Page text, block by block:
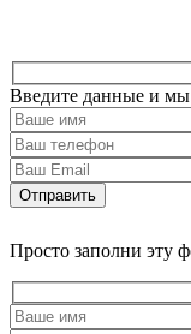
Введите данные и мы
Просто заполни эту